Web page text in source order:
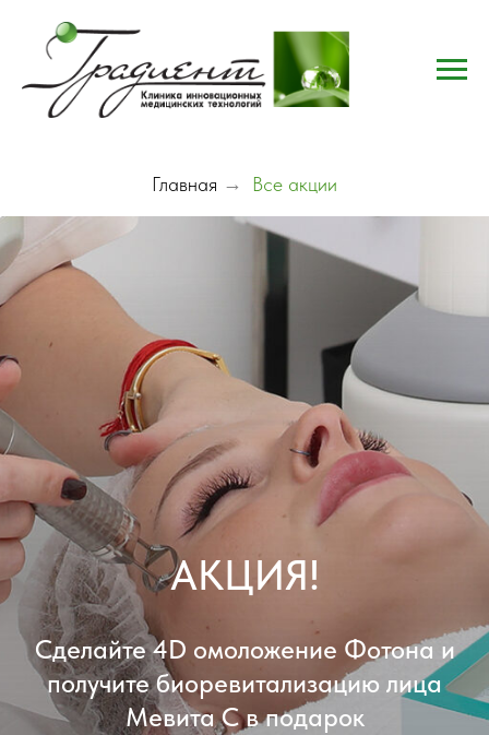
Главная → Все акции
АКЦИЯ!
Сделайте 4D омоложение Фотона и
получите биоревитализацию лица
Мевита С в подарок